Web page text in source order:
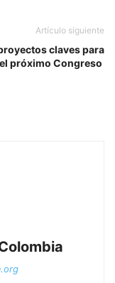
Artículo siguiente
claves para
el próximo Congreso